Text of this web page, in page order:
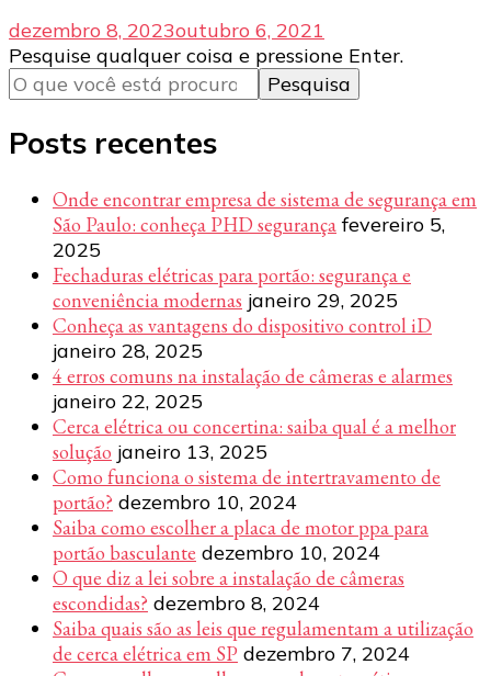
dezembro 8, 2023outubro 6, 2021
Procurando
algo?
Pesquise qualquer coisa e pressione Enter.
Posts recentes
Onde encontrar empresa de sistema de segurança em
São Paulo: conheça PHD segurança fevereiro 5,
2025
Fechaduras elétricas para portão: segurança e
conveniência modernas janeiro 29, 2025
Conheça as vantagens do dispositivo control iD
janeiro 28, 2025
4 erros comuns na instalação de câmeras e alarmes
janeiro 22, 2025
Cerca elétrica ou concertina: saiba qual é a melhor
solução janeiro 13, 2025
Como funciona o sistema de intertravamento de
portão? dezembro 10, 2024
Saiba como escolher a placa de motor ppa para
portão basculante dezembro 10, 2024
O que diz a lei sobre a instalação de câmeras
escondidas? dezembro 8, 2024
Saiba quais são as leis que regulamentam a utilização
de cerca elétrica em SP dezembro 7, 2024